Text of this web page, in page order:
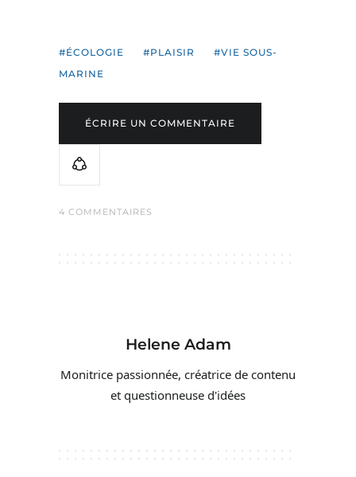
ÉCOLOGIE PLAISIR
VIE SOUS-
MARINE
ÉCRIRE UN COMMENTAIRE
4 COMMENTAIRES
Helene Adam
Monitrice passionnée, créatrice de contenu
et questionneuse d'idées